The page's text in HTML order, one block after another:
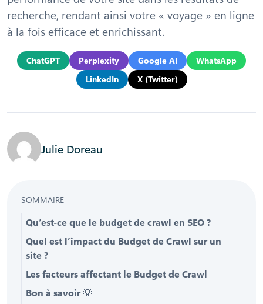
recherche, rendant ainsi votre « voyage » en ligne
à la fois efficace et enrichissant.
ChatGPT Perplexity Google AI
WhatsApp
LinkedIn
X (Twitter)
Julie Doreau
SOMMAIRE
Qu’est-ce que le budget de crawl en SEO ?
Quel est l’impact du Budget de Crawl sur un
site ?
Les facteurs affectant le Budget de Crawl
Bon à savoir💡